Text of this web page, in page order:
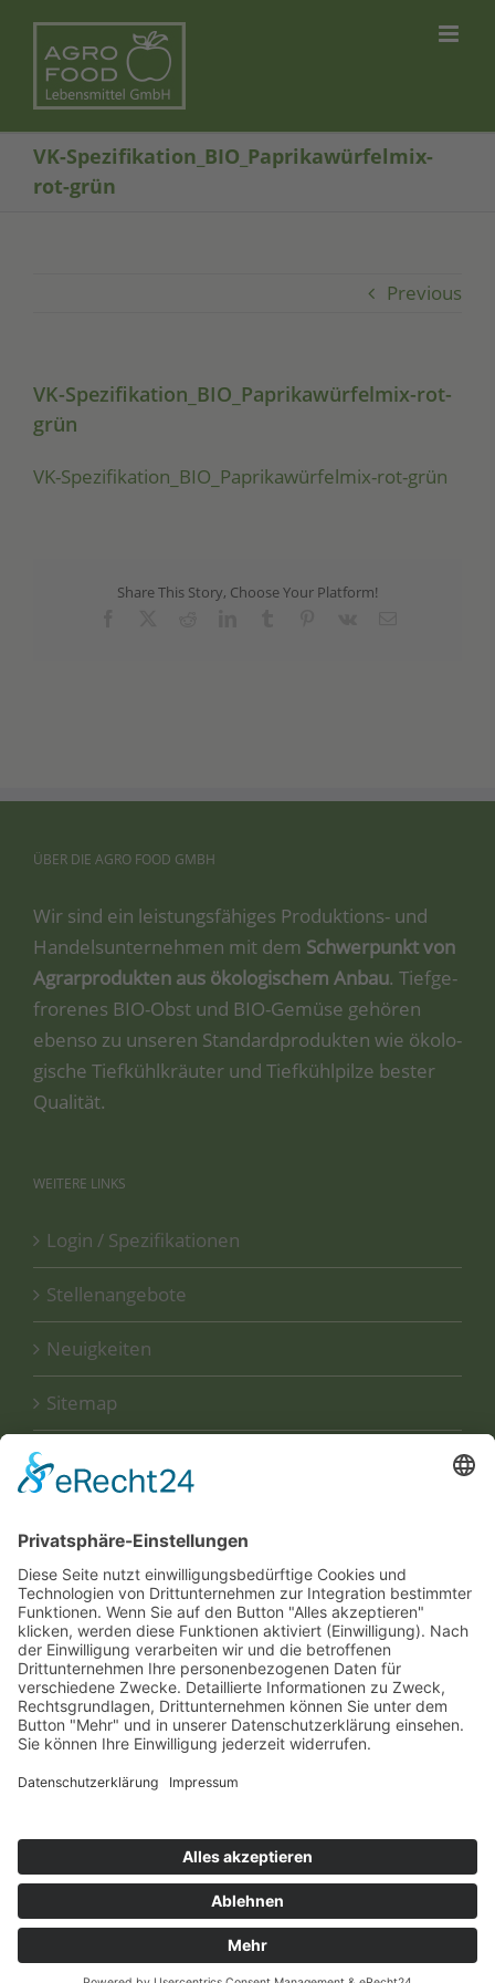
content
VK-Spezifikation_BIO_Paprikawürfelmix-
rot-grün
Previous
VK-Spezifikation_BIO_Paprikawürfelmix-rot-
grün
VK-Spe­zi­fi­ka­ti­on_­BIO­_­Pa­pri­ka­wür­fel­mix-rot-grün
Share This Story, Choose Your Platform!
ÜBER DIE AGRO FOOD GMBH
Wir sind ein leis­tungs­fä­hi­ges Pro­duk­ti­ons- und
Han­dels­un­ter­neh­men mit dem Schwer­punkt von
Agrar­pro­duk­ten aus öko­lo­gi­schem Anbau. Tief­ge­
fro­re­nes BIO-Obst und BIO-Gemü­se gehö­ren
eben­so zu unse­ren Stan­dard­pro­duk­ten wie öko­lo­
gi­sche Tief­kühl­kräu­ter und Tief­kühl­pil­ze bes­ter
Qualität.
WEITERE LINKS
Login / Spezifikationen
Stellenangebote
Neuigkeiten
Sitemap
Disclaimer
UNSEREZERTIFIKATE
© Copyright 2000 -2026 AGRO FOOD Lebensmittel GmbH | Alle
Webdesigner München
Stellenangebote